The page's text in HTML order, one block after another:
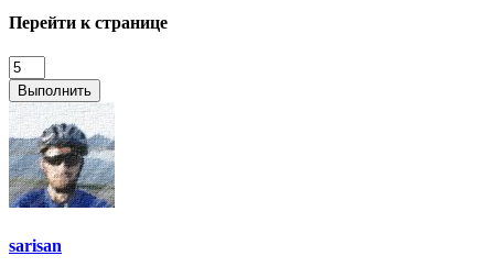
Перейти к странице
Выполнить
sarisan